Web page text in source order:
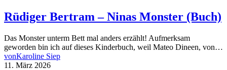
Rüdiger Bertram – Ninas Monster (Buch)
Das Monster unterm Bett mal anders erzählt! Aufmerksam
geworden bin ich auf dieses Kinderbuch, weil Mateo Dineen, von…
vonKaroline Siep
11. März 2026